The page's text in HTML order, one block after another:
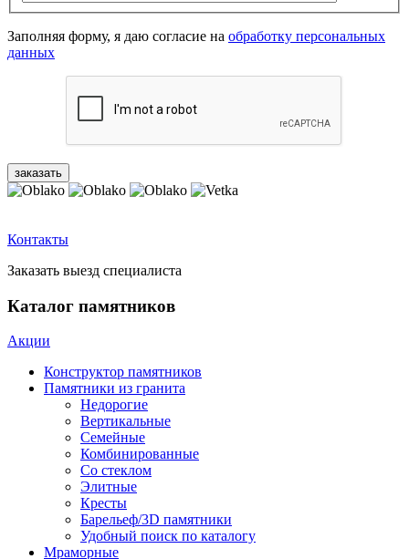
Заполняя форму, я даю согласие на обработку персональных
данных
Контакты
Заказать выезд специалиста
Каталог памятников
Акции
Конструктор памятников
Памятники из гранита
Недорогие
Вертикальные
Семейные
Комбинированные
Со стеклом
Элитные
Кресты
Барельеф/3D памятники
Удобный поиск по каталогу
Мраморные